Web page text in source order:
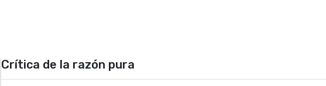
Crítica de la razón pura